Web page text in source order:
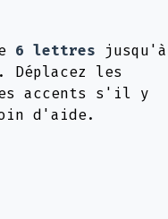
6 lettres jusqu'à
Déplacez les
accents s'il y
d'aide.